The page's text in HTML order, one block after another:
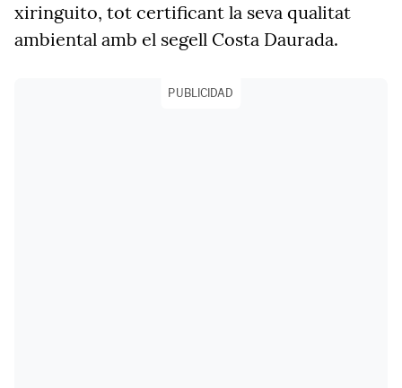
xiringuito, tot certificant la seva qualitat
ambiental amb el segell Costa Daurada.
PUBLICIDAD